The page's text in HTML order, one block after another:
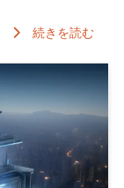
続きを読む